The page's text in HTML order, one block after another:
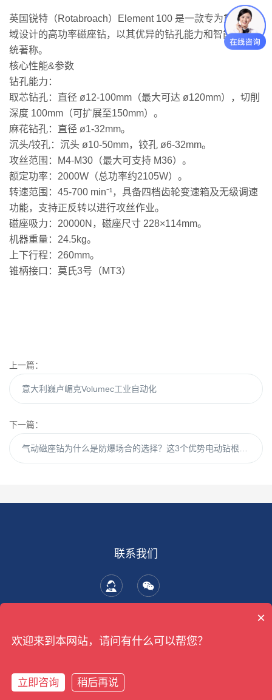
英国锐特（Rotabroach）Element 100 是一款专为重工业领
域设计的高功率磁座钻，以其优异的钻孔能力和智能保护系
统著称。
‌核心性能&参数‌
‌钻孔能力‌：
‌取芯钻孔‌：直径 ‌ø12-100mm‌（最大可达 ø120mm），切削
深度 ‌100mm‌（可扩展至150mm）。
‌麻花钻孔‌：直径 ‌ø1-32mm‌。
‌沉头/铰孔‌：沉头 ø10-50mm，铰孔 ø6-32mm。
‌攻丝范围‌：‌M4-M30‌（最大可支持 M36）。
‌额定功率‌：‌2000W‌（总功率约2105W）。
‌转速范围‌：‌45-700 min⁻¹‌，具备四档齿轮变速箱及无级调速
功能，支持正反转以进行攻丝作业。
‌磁座吸力‌：‌20000N‌，磁座尺寸 228×114mm。
‌机器重量‌：‌24.5kg‌。
‌上下行程‌：‌260mm‌。
‌锥柄接口‌：莫氏3号（MT3）
上一篇：
意大利巍卢嵋克Volumec工业自动化
下一篇：
联系我们
©2026 上海笃林国际贸易有限公司 版权所有备案号：沪ICP备
沪公网安备 31011502019861号
×
欢迎来到本网站，请问有什么可以帮您？
立即咨询
稍后再说
在线咨询